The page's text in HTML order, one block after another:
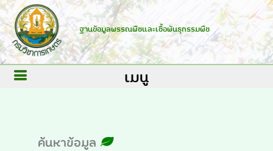
ฐานข้อมูลพรรณพืชและเชื้อพันธุกรรมพืช
เมนู
ค้นหาข้อมูล